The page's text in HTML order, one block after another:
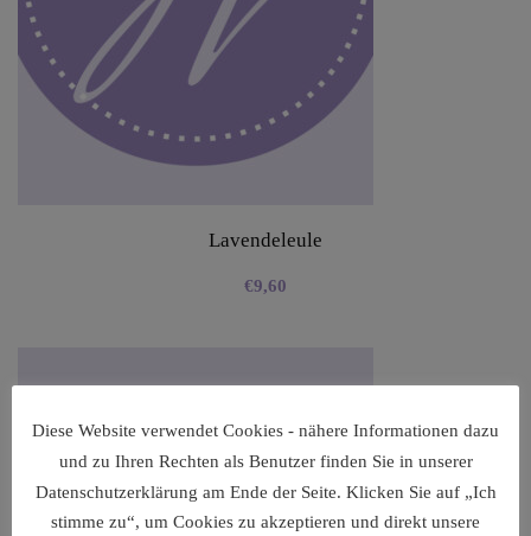
Lavendeleule
€9,60
Diese Website verwendet Cookies - nähere Informationen dazu
und zu Ihren Rechten als Benutzer finden Sie in unserer
Datenschutzerklärung am Ende der Seite. Klicken Sie auf „Ich
stimme zu“, um Cookies zu akzeptieren und direkt unsere